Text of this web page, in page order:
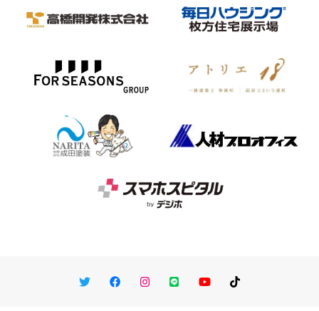
TwitterFacebookInstagram
LINE You TubeTikTok